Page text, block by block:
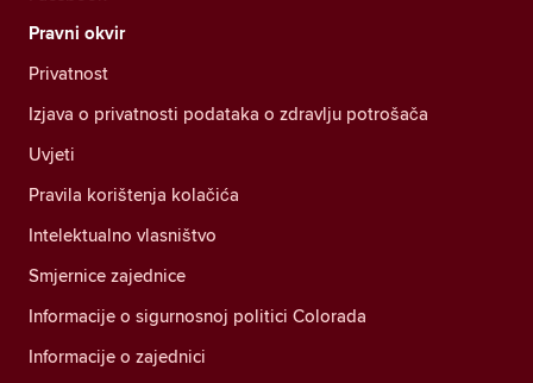
Pravni okvir
Privatnost
Izjava o privatnosti podataka o zdravlju potrošača
Uvjeti
Pravila korištenja kolačića
Intelektualno vlasništvo
Smjernice zajednice
Informacije o sigurnosnoj politici Colorada
Informacije o zajednici